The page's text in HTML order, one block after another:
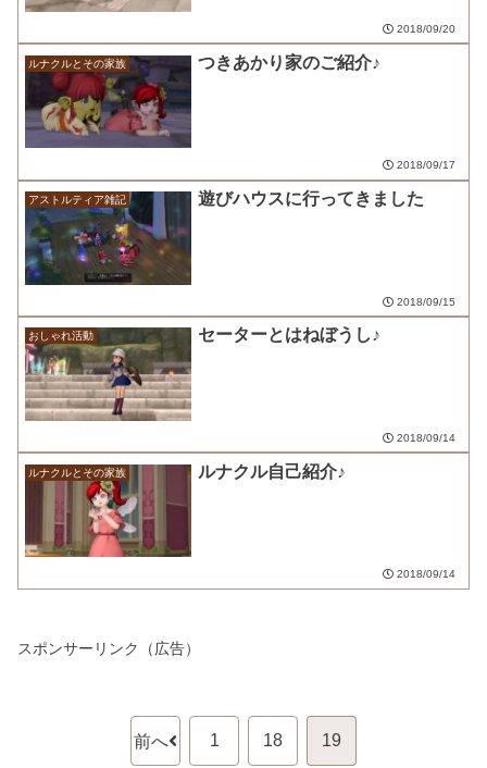
2018/09/20
ルナクルとその家族 つきあかり家のご紹介♪
2018/09/17
アストルティア雑記 遊びハウスに行ってきました
2018/09/15
おしゃれ活動 セーターとはねぼうし♪
2018/09/14
ルナクルとその家族 ルナクル自己紹介♪
2018/09/14